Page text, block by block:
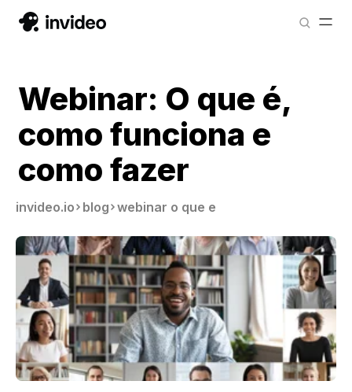
Webinar: O que é,
como funciona e
como fazer
invideo.io blog webinar o que e